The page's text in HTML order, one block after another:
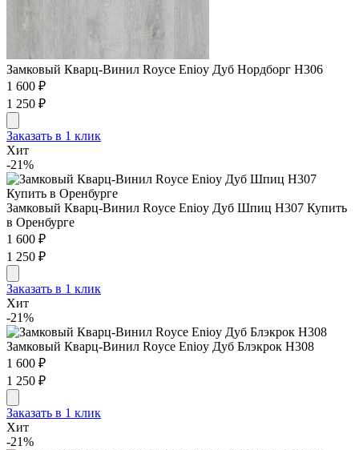
Замковый Кварц-Винил Royce Enioy Дуб Нордборг H306
1 600 ₽
1 250 ₽
Заказать в 1 клик
Хит
-21%
Замковый Кварц-Винил Royce Enioy Дуб Шпиц H307 Купить
в Оренбурге
1 600 ₽
1 250 ₽
Заказать в 1 клик
Хит
-21%
Замковый Кварц-Винил Royce Enioy Дуб Блэкрок H308
1 600 ₽
1 250 ₽
Заказать в 1 клик
Хит
-21%